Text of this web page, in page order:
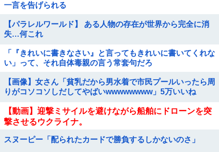
一言を告げられる
【パラレルワールド】 ある人物の存在が世界から完全に消
失…何これ
「『きれいに書きなさい』と言ってもきれいに書いてくれな
い」って、それ自体毒親の言う常套句だろ
【画像】女さん「貧乳だから男水着で市民プールいったら周
りがコソコソしだしてやばいwwwwwwww」5万いいね
【動画】迎撃ミサイルを避けながら船舶にドローンを突
撃させるウクライナ。
スヌーピー「配られたカードで勝負するしかないのさ」